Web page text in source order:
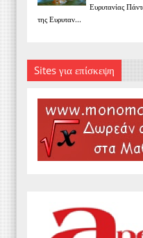
Ευρυτανίας
της Ευρυταν...
Sites για επίσκεψη